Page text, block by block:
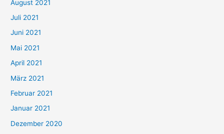
n
a
c
h
:
August 2021
Juli 2021
Juni 2021
Mai 2021
April 2021
März 2021
Februar 2021
Januar 2021
Dezember 2020